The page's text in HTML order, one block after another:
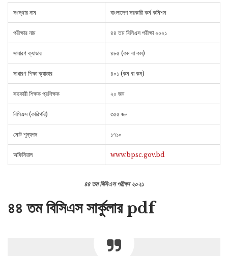
সংস্থার নাম বাংলাদেশ সরকারী কর্ম কমিশন
পরীক্ষার নাম ৪৪ তম বিসিএস পরীক্ষা ২০২১
সাধারণ ক্যাডার ৪৮৫ (কম বা কম)
সাধারণ শিক্ষা ক্যাডার ৪০১ (কম বা কম)
সহকারী শিক্ষক প্রশিক্ষক ২০ জন
বিসিএস (কারিগরি) ৩৫৫ জন
মোট শূন্যপদ ১৭১০
অফিসিয়াল www.bpsc.gov.bd
৪৪ তম বিসিএস পরীক্ষা ২০২১
৪৪ তম বিসিএস সার্কুলার pdf